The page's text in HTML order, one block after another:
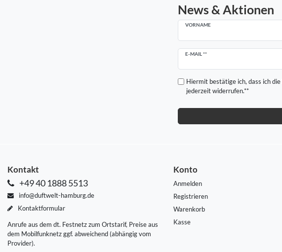
News & Aktionen
VORNAME
E-MAIL **
Newsletter
Hiermit bestätige ich, dass ich die
jederzeit widerrufen.**
Kontakt
+49 40 1888 5513
info@duftwelt-hamburg.de
Kontaktformular
Anrufe aus dem dt. Festnetz zum Ortstarif, Preise aus
dem Mobilfunknetz ggf. abweichend (abhängig vom
Provider).
Konto
Anmelden
Registrieren
Warenkorb
Kasse